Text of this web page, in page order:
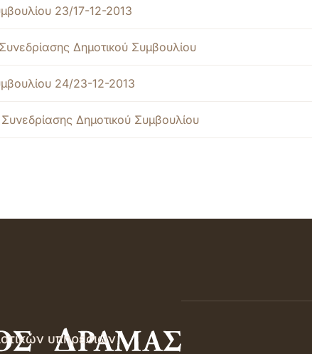
23/17-12-2013
Δημοτικού Συμβουλίου
24/23-12-2013
Δημοτικού Συμβουλίου
υπηρεσιών